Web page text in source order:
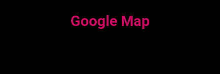
Google Map